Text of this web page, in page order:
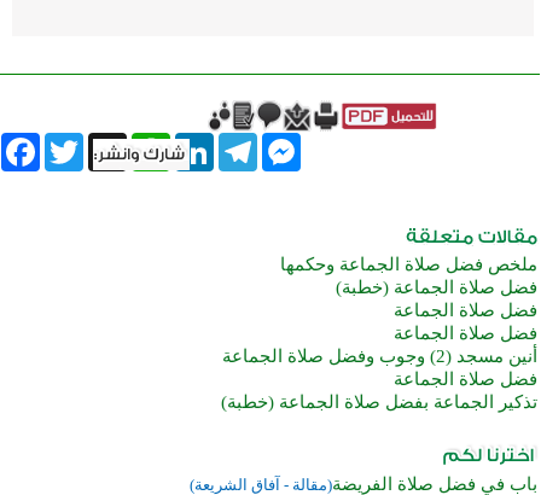
Twitter X
WhatsAppLinkedInTelegram
Messenger
ملخص فضل صلاة الجماعة وحكمها
فضل صلاة الجماعة (خطبة)
فضل صلاة الجماعة
فضل صلاة الجماعة
أنين مسجد (2) وجوب وفضل صلاة الجماعة
فضل صلاة الجماعة
تذكير الجماعة بفضل صلاة الجماعة (خطبة)
باب في فضل صلاة الفريضة(مقالة - آفاق الشريعة)